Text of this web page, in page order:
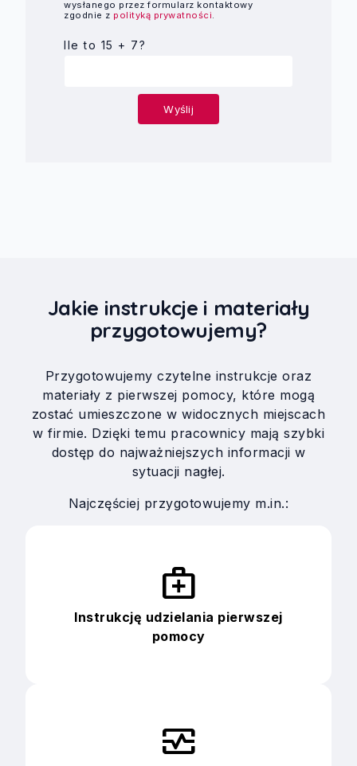
wysłanego przez formularz kontaktowy
zgodnie z polityką prywatności.
Ile to 15 + 7?
Jakie instrukcje i materiały
przygotowujemy?
Przygotowujemy czytelne instrukcje oraz
materiały z pierwszej pomocy, które mogą
zostać umieszczone w widocznych miejscach
w firmie. Dzięki temu pracownicy mają szybki
dostęp do najważniejszych informacji w
sytuacji nagłej.
Najczęściej przygotowujemy m.in.:
medical_services
Instrukcję udzielania pierwszej
pomocy
monitor_heart